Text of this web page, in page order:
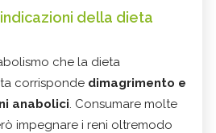
della dieta
che la dieta
corrisponde dimagrimento e
anabolici. Consumare molte
impegnare i reni oltremodo